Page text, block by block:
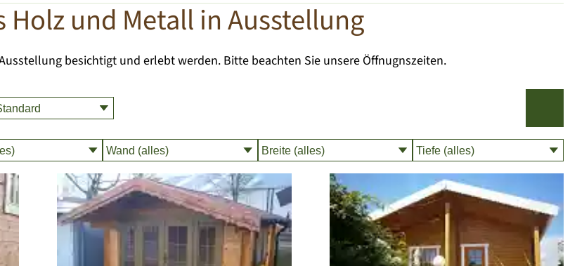
Holz und Metall in Ausstellung
besichtigt und erlebt werden. Bitte beachten Sie unsere Öffnugnszeiten.